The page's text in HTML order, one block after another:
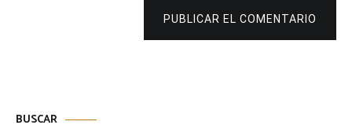
PUBLICAR EL COMENTARIO
BUSCAR